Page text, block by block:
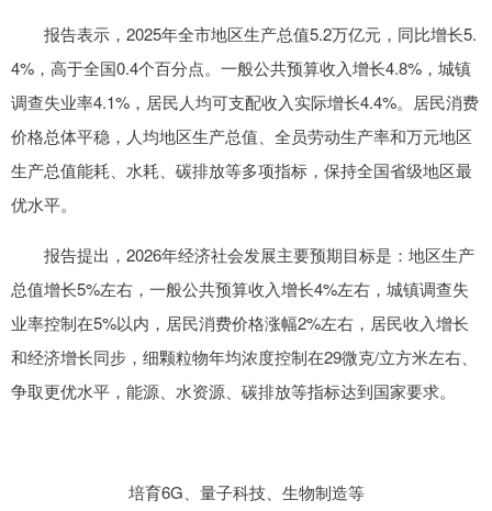
报告表示，2025年全市地区生产总值5.2万亿元，同比增长5.
4%，高于全国0.4个百分点。一般公共预算收入增长4.8%，城镇
调查失业率4.1%，居民人均可支配收入实际增长4.4%。居民消费
价格总体平稳，人均地区生产总值、全员劳动生产率和万元地区
生产总值能耗、水耗、碳排放等多项指标，保持全国省级地区最
优水平。
报告提出，2026年经济社会发展主要预期目标是：地区生产
总值增长5%左右，一般公共预算收入增长4%左右，城镇调查失
业率控制在5%以内，居民消费价格涨幅2%左右，居民收入增长
和经济增长同步，细颗粒物年均浓度控制在29微克/立方米左右、
争取更优水平，能源、水资源、碳排放等指标达到国家要求。
培育6G、量子科技、生物制造等